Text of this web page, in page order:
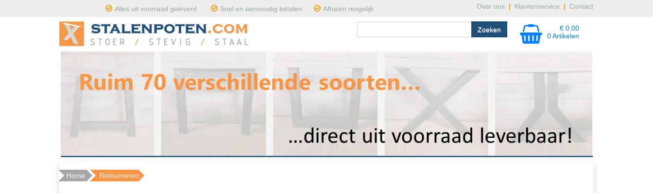
Alles uit voorraad geleverd Snel en eenvoudig betalen Afhalen mogelijk Over ons | Klantenservice | Contact
€ 0.00
0 Artikelen
Home Retourneren